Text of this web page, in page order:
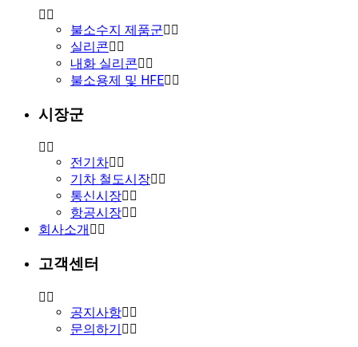
불소수지 제품군
실리콘
내화 실리콘
불소용제 및 HFE
시장군
전기차
기차 철도시장
통신시장
항공시장
회사소개
고객센터
공지사항
문의하기